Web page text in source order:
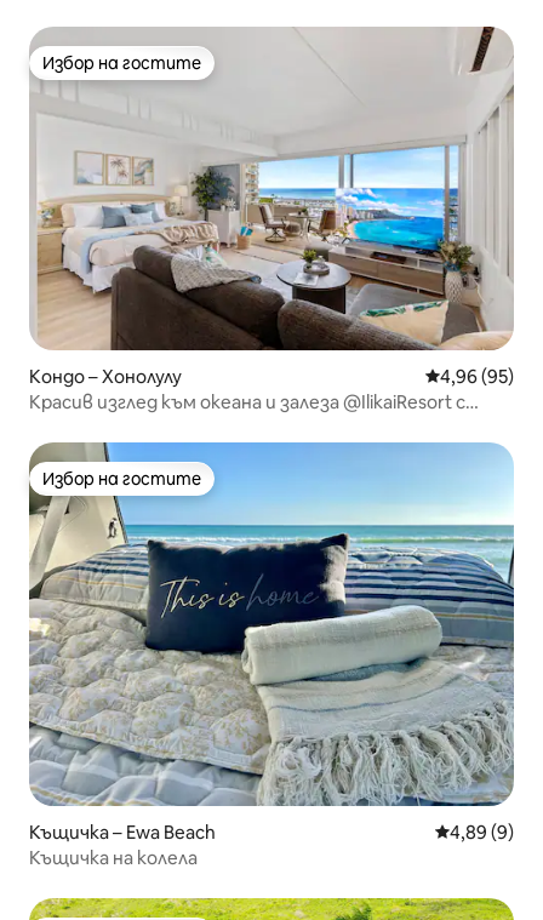
Избор на гостите
Избор на гостите
Кондо – Хонолулу Средна
4,96 (95)
Красив изглед към океана и залеза @IlikaiResort с
Избор на гостите
Избор на гостите
Къщичка – Ewa Beach Средна
4,89 (9)
Къщичка на колела